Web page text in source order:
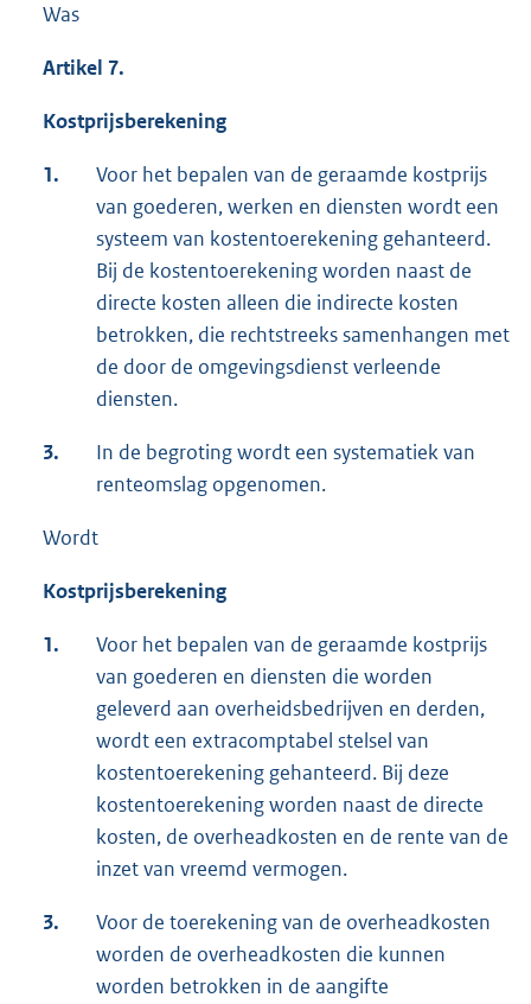
Was
Artikel 7.
Kostprijsberekening
1.
Voor het bepalen van de geraamde kostprijs
van goederen, werken en diensten wordt een
systeem van kostentoerekening gehanteerd.
Bij de kostentoerekening worden naast de
directe kosten alleen die indirecte kosten
betrokken, die rechtstreeks samenhangen met
de door de omgevingsdienst verleende
diensten.
3.
In de begroting wordt een systematiek van
renteomslag opgenomen.
Wordt
Kostprijsberekening
1.
Voor het bepalen van de geraamde kostprijs
van goederen en diensten die worden
geleverd aan overheidsbedrijven en derden,
wordt een extracomptabel stelsel van
kostentoerekening gehanteerd. Bij deze
kostentoerekening worden naast de directe
kosten, de overheadkosten en de rente van de
inzet van vreemd vermogen.
3.
Voor de toerekening van de overheadkosten
worden de overheadkosten die kunnen
worden betrokken in de aangifte